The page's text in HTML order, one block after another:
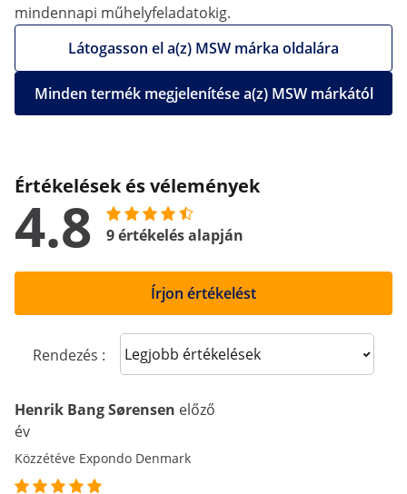
mindennapi műhelyfeladatokig.
Látogasson el a(z) MSW márka oldalára
Minden termék megjelenítése a(z) MSW márkától
Értékelések és vélemények
4.8 9 értékelés alapján
Írjon értékelést
Rendezés : Sort reviews
Henrik Bang Sørensen előző
év
Közzétéve Expondo Denmark